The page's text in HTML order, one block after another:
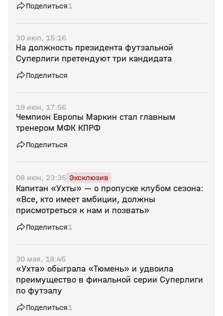
Поделиться1
30 июл, 15:16
На должность президента футзальной
Суперлиги претендуют три кандидата
Поделиться
19 июн, 17:56
Чемпион Европы Маркин стал главным
тренером МФК КПРФ
Поделиться
08 июн, 23:35 Эксклюзив
Капитан «Ухты» — о пропуске клубом сезона:
«Все, кто имеет амбиции, должны
присмотреться к нам и позвать»
Поделиться1
30 мая, 18:45
«Ухта» обыграла «Тюмень» и удвоила
преимущество в финальной серии Суперлиги
по футзалу
Поделиться1